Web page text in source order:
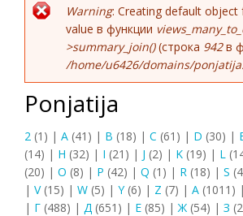
Сообщение об ошибке
Warning: Creating default
value в функции
>summary_join()(строка 942в
/home/u6426/domains/
Ponjatija
2 (1) | A (41) | B (18) | C (61) | D (30) |
(14) | H (32) | I (21) | J (2) | K (19) | L
(20) | O (8) | P (42) | Q (1) | R (18) | S
| V(15) | W (5) | Y(6) | Z (7) | А (1011) |
| Г (488) | Д (651) | Е (85) | Ж (54) | З